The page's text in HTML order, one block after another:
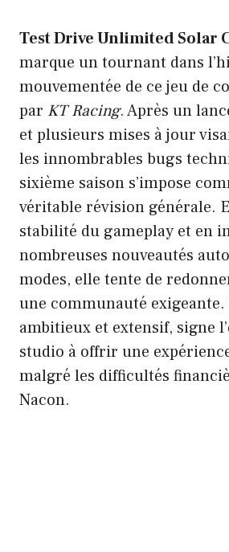
Test Drive Unlimited Solar
marque un tournant dans
mouvementée de ce jeu de
par KT Racing. Après un
et plusieurs mises à jour
les innombrables bugs
sixième saison s’impose
véritable révision générale.
stabilité du gameplay et en
nombreuses nouveautés
modes, elle tente de
une communauté exigeante.
ambitieux et extensif, signe
studio à offrir une
malgré les difficultés
Nacon.